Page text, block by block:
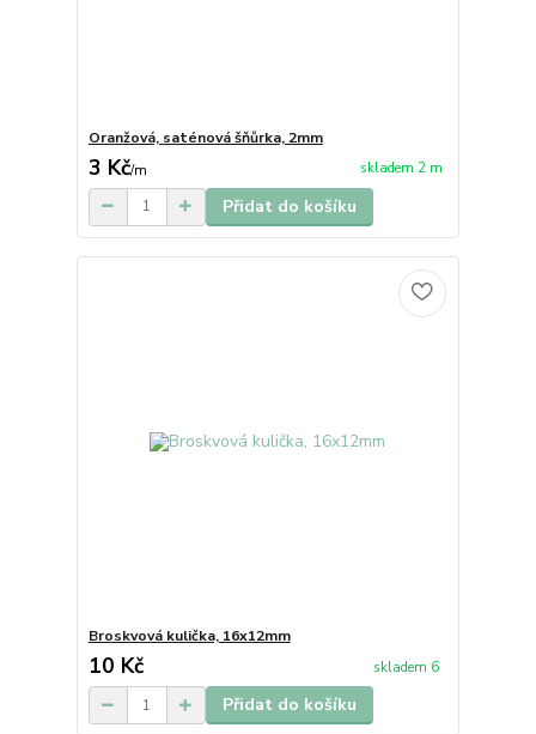
Oranžová, saténová šňůrka, 2mm
3 Kč/m skladem 2 m
Přidat do košíku
Broskvová kulička, 16x12mm
10 Kč skladem 6
Přidat do košíku